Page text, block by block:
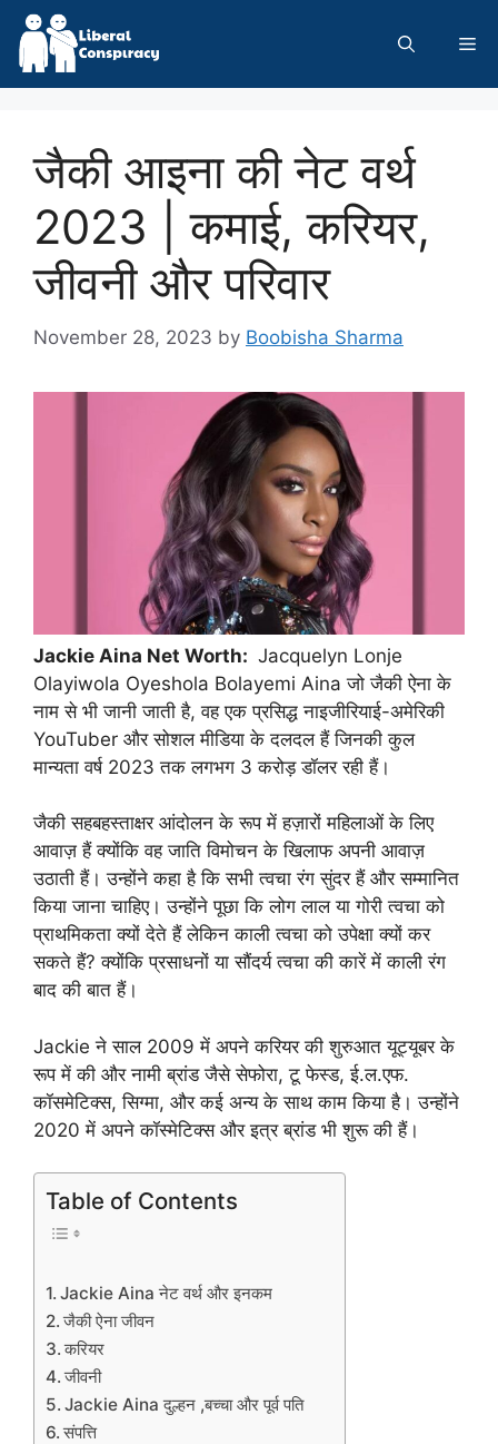
Skip
content
जैकी आइना की नेट वर्थ
2023 | कमाई, करियर,
जीवनी और परिवार
November 28, 2023 by Boobisha Sharma
Jackie Aina Net Worth: Jacquelyn Lonje
Olayiwola Oyeshola Bolayemi Aina जो जैकी ऐना के
नाम से भी जानी जाती है, वह एक प्रसिद्ध नाइजीरियाई-अमेरिकी
YouTuber और सोशल मीडिया के दलदल हैं जिनकी कुल
मान्यता वर्ष 2023 तक लगभग 3 करोड़ डॉलर रही हैं।
जैकी सहबहस्ताक्षर आंदोलन के रूप में हज़ारों महिलाओं के लिए
आवाज़ हैं क्योंकि वह जाति विमोचन के खिलाफ अपनी आवाज़
उठाती हैं। उन्होंने कहा है कि सभी त्वचा रंग सुंदर हैं और सम्मानित
किया जाना चाहिए। उन्होंने पूछा कि लोग लाल या गोरी त्वचा को
प्राथमिकता क्यों देते हैं लेकिन काली त्वचा को उपेक्षा क्यों कर
सकते हैं? क्योंकि प्रसाधनों या सौंदर्य त्वचा की कारें में काली रंग
बाद की बात हैं।
Jackie ने साल 2009 में अपने करियर की शुरुआत यूट्यूबर के
रूप में की और नामी ब्रांड जैसे सेफोरा, टू फेस्ड, ई.ल.एफ.
कॉसमेटिक्स, सिग्मा, और कई अन्य के साथ काम किया है। उन्होंने
2020 में अपने कॉस्मेटिक्स और इत्र ब्रांड भी शुरू की हैं।
Table of Contents
Jackie Aina नेट वर्थ और इनकम
जैकी ऐना जीवन
करियर
जीवनी
Jackie Aina दुल्हन ,बच्चा और पूर्व पति
संपत्ति